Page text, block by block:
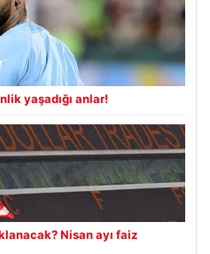
yaşadığı anlar!
Nisan ayı faiz